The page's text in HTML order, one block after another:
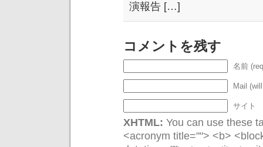
演報告 […]
コメントを残す
名前
Mail
サイト
XHTML: You can use these
<acronym title=""> <b>